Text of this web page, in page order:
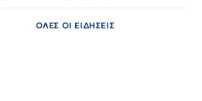
ΟΛΕΣ ΟΙ ΕΙΔΗΣΕΙΣ